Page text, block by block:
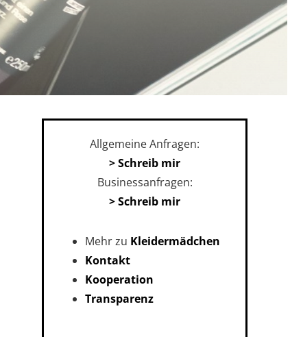
Allgemeine Anfragen:
> Schreib mir
Businessanfragen:
> Schreib mir
Mehr zu Kleidermädchen
Kontakt
Kooperation
Transparenz